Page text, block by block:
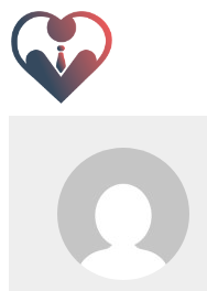
william-t